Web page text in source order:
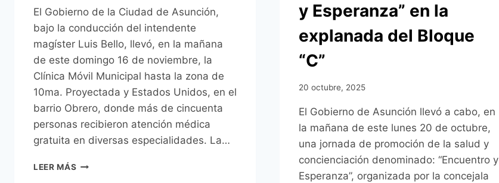
El Gobierno de la Ciudad de Asunción,
bajo la conducción del intendente
magíster Luis Bello, llevó, en la mañana
de este domingo 16 de noviembre, la
Clínica Móvil Municipal hasta la zona de
10ma. Proyectada y Estados Unidos, en el
barrio Obrero, donde más de cincuenta
personas recibieron atención médica
gratuita en diversas especialidades. La…
LEER MÁS CLÍNICA
y Esperanza” en la
explanada del Bloque
“C”
20 octubre, 2025
El Gobierno de Asunción llevó a cabo, en
la mañana de este lunes 20 de octubre,
una jornada de promoción de la salud y
concienciación denominado: “Encuentro y
Esperanza”, organizada por la concejala